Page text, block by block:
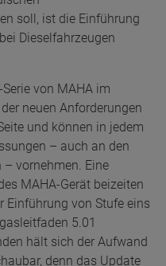
soll, ist die Einführung
Dieselfahrzeugen
von MAHA im
neuen Anforderungen
und können in jedem
– auch an den
– vornehmen. Eine
MAHA-Gerät beizeiten
Einführung von Stufe eins
5.01
hält sich der Aufwand
denn das Update